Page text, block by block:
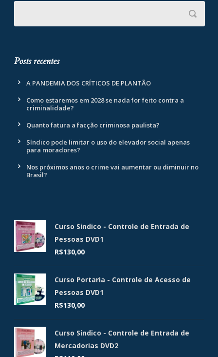
Posts recentes
A PANDEMIA DOS CRÍTICOS DE PLANTÃO
Como estaremos em 2028 se nada for feito contra a
criminalidade?
Quanto fatura a facção criminosa paulista?
Síndico pode limitar o uso do elevador social apenas
para moradores?
Nos próximos anos o crime vai aumentar ou diminuir no
Brasil?
Curso Sindico - Controle de Entrada de
Pessoas DVD1
R$130,00
Curso Portaria - Controle de Acesso de
Pessoas DVD1
R$130,00
Curso Sindico - Controle de Entrada de
Mercadorias DVD2